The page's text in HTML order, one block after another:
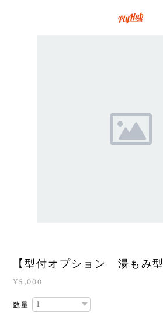
【型付オプション 湯もみ型
¥5,000
数量